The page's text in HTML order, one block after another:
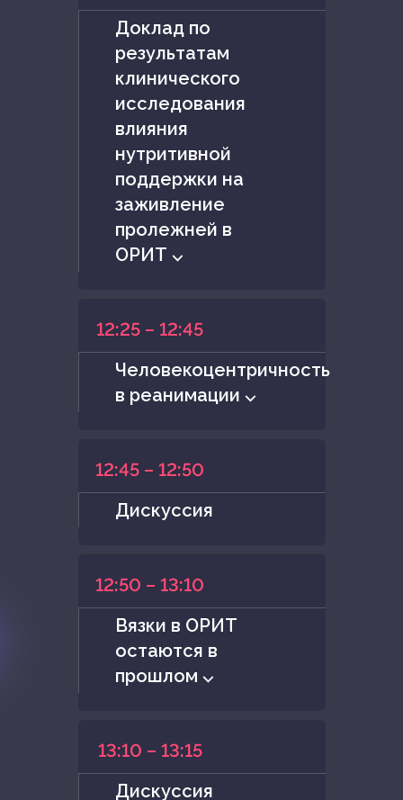
Доклад по
результатам
клинического
исследования
влияния
нутритивной
поддержки на
заживление
пролежней в
ОРИТ ⌵
12:25 – 12:45
Человекоцентричность
в реанимации ⌵
12:45 – 12:50
Дискуссия
12:50 – 13:10
Вязки в ОРИТ
остаются в
прошлом ⌵
13:10 – 13:15
Дискуссия